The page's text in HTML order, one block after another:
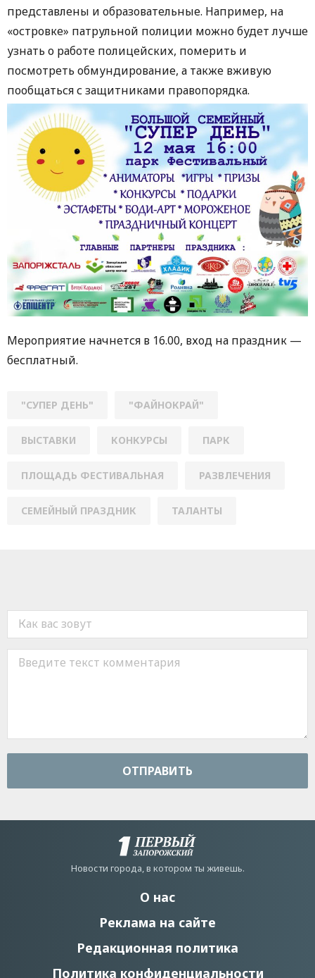
представлены и образовательные. Например, на
«островке» патрульной полиции можно будет лучше
узнать о работе полицейских, померить и
посмотреть обмундирование, а также вживую
пообщаться с защитниками правопорядка.
Мероприятие начнется в 16.00, вход на праздник —
бесплатный.
"СУПЕР ДЕНЬ" "ФАЙНОКРАЙ"
ВЫСТАВКИ КОНКУРСЫ ПАРК
ПЛОЩАДЬ ФЕСТИВАЛЬНАЯ РАЗВЛЕЧЕНИЯ
СЕМЕЙНЫЙ ПРАЗДНИК ТАЛАНТЫ
ОТПРАВИТЬ
Новости города, в котором ты живешь.
О нас
Реклама на сайте
Редакционная политика
Политика конфиденциальности